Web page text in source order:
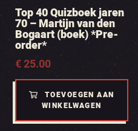
Top 40 Quizboek jaren
70 – Martijn van den
Bogaart (boek) *Pre-
order*
€25.00
TOEVOEGEN AAN
WINKELWAGEN